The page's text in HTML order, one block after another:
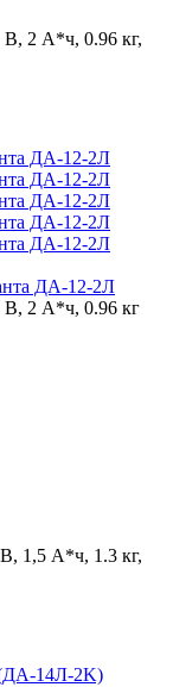
2 А*ч, 0.96 кг,
ДА-12-2Л
В, 2 А*ч, 0.96 кг
1,5 А*ч, 1.3 кг,